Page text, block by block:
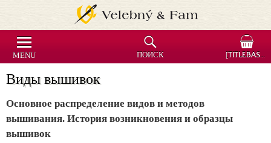
Виды вышивок
Основное распределение видов и методов
вышивания. История возникновения и образцы
вышивок
MENU ПОИСК [TITLEBASKET]